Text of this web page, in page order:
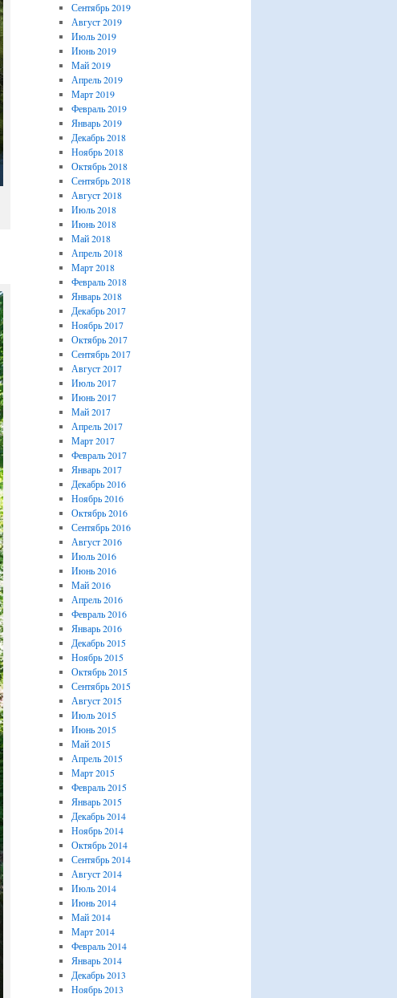
Сентябрь 2019
Август 2019
Июль 2019
Июнь 2019
Май 2019
Апрель 2019
Март 2019
Февраль 2019
Январь 2019
Декабрь 2018
Ноябрь 2018
Октябрь 2018
Сентябрь 2018
Август 2018
Июль 2018
Июнь 2018
Май 2018
Апрель 2018
Март 2018
Февраль 2018
Январь 2018
Декабрь 2017
Ноябрь 2017
Октябрь 2017
Сентябрь 2017
Август 2017
Июль 2017
Июнь 2017
Май 2017
Апрель 2017
Март 2017
Февраль 2017
Январь 2017
Декабрь 2016
Ноябрь 2016
Октябрь 2016
Сентябрь 2016
Август 2016
Июль 2016
Июнь 2016
Май 2016
Апрель 2016
Февраль 2016
Январь 2016
Декабрь 2015
Ноябрь 2015
Октябрь 2015
Сентябрь 2015
Август 2015
Июль 2015
Июнь 2015
Май 2015
Апрель 2015
Март 2015
Февраль 2015
Январь 2015
Декабрь 2014
Ноябрь 2014
Октябрь 2014
Сентябрь 2014
Август 2014
Июль 2014
Июнь 2014
Май 2014
Март 2014
Февраль 2014
Январь 2014
Декабрь 2013
Ноябрь 2013